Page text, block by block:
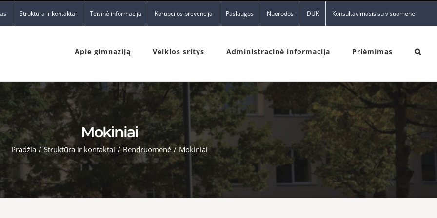
Struktūra ir kontaktai Teisinė informacija Korupcijos prevencija Paslaugos Nuorodos DUK Konsultavimasis su visuomene
Apie gimnaziją Veiklos sritys Administracinė informacija Priėmimas
Mokiniai
Pradžia / Struktūra ir kontaktai / Bendruomenė / Mokiniai